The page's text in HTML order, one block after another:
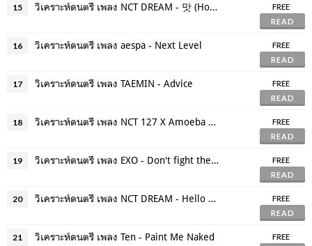
15 วิเคราะห์ดนตรี เพลง NCT DREAM - 맛 (Hot Sauce)
FREE
READ
16 วิเคราะห์ดนตรี เพลง aespa - Next Level
FREE
READ
17 วิเคราะห์ดนตรี เพลง TAEMIN - Advice
FREE
READ
18 วิเคราะห์ดนตรี เพลง NCT 127 X Amoeba Culture - Save
FREE
READ
19 วิเคราะห์ดนตรี เพลง EXO - Don't fight the feeling
FREE
READ
20 วิเคราะห์ดนตรี เพลง NCT DREAM - Hello Future
FREE
READ
21 วิเคราะห์ดนตรี เพลง Ten - Paint Me Naked
FREE